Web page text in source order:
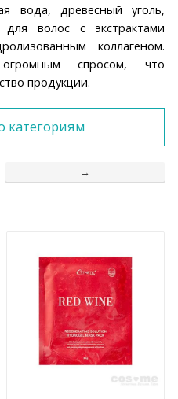
вода, древесный уголь,
волос с экстрактами
коллагеном.
спросом, что
продукции.
категориям
→